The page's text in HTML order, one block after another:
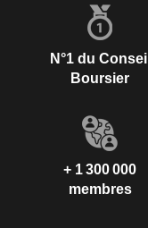
N°1 du Conseil
Boursier
+ 1 300 000
membres